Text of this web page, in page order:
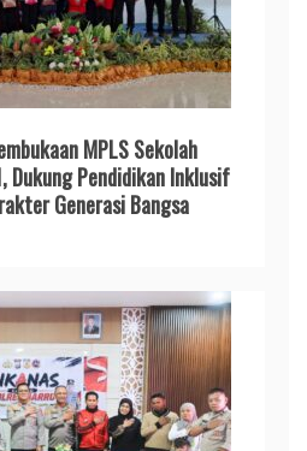
MPLS Sekolah
Dukung Pendidikan Inklusif
Generasi Bangsa